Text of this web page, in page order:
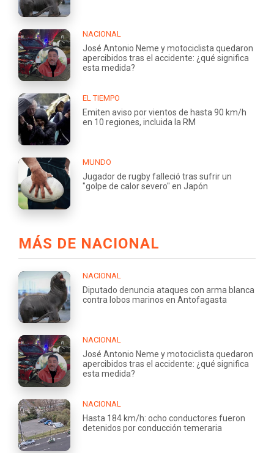
NACIONAL
José Antonio Neme y motociclista quedaron
apercibidos tras el accidente: ¿qué significa
esta medida?
EL TIEMPO
Emiten aviso por vientos de hasta 90 km/h
en 10 regiones, incluida la RM
MUNDO
Jugador de rugby falleció tras sufrir un
"golpe de calor severo" en Japón
MÁS DE NACIONAL
NACIONAL
Diputado denuncia ataques con arma blanca
contra lobos marinos en Antofagasta
NACIONAL
José Antonio Neme y motociclista quedaron
apercibidos tras el accidente: ¿qué significa
esta medida?
NACIONAL
Hasta 184 km/h: ocho conductores fueron
detenidos por conducción temeraria